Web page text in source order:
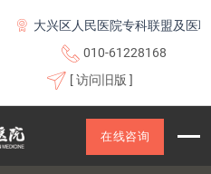
大兴区人民医院专科联盟及医联体
010-61228168
[ 访问旧版 ]
在线咨询